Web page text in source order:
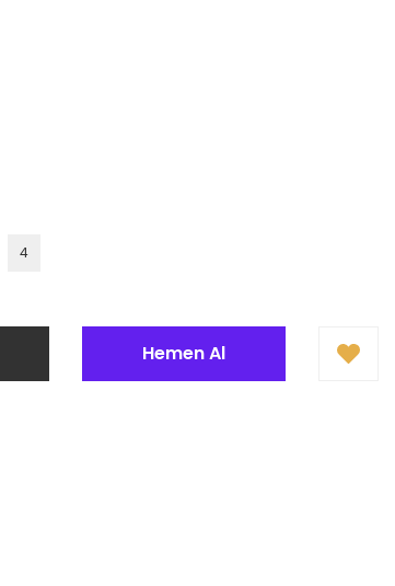
4
Hemen Al